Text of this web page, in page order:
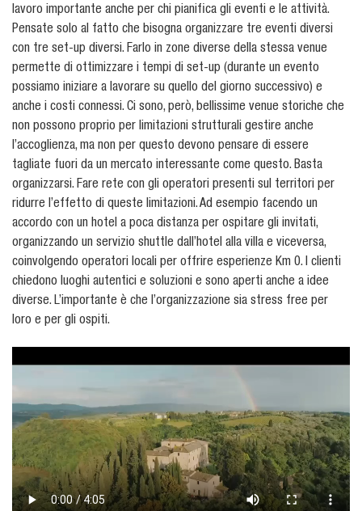
lavoro importante anche per chi pianifica gli eventi e le attività.
Pensate solo al fatto che bisogna organizzare tre eventi diversi
con tre set-up diversi. Farlo in zone diverse della stessa venue
permette di ottimizzare i tempi di set-up (durante un evento
possiamo iniziare a lavorare su quello del giorno successivo) e
anche i costi connessi. Ci sono, però, bellissime venue storiche che
non possono proprio per limitazioni strutturali gestire anche
l’accoglienza, ma non per questo devono pensare di essere
tagliate fuori da un mercato interessante come questo. Basta
organizzarsi. Fare rete con gli operatori presenti sul territori per
ridurre l’effetto di queste limitazioni. Ad esempio facendo un
accordo con un hotel a poca distanza per ospitare gli invitati,
organizzando un servizio shuttle dall’hotel alla villa e viceversa,
coinvolgendo operatori locali per offrire esperienze Km 0. I clienti
chiedono luoghi autentici e soluzioni e sono aperti anche a idee
diverse. L’importante è che l’organizzazione sia stress free per
loro e per gli ospiti.